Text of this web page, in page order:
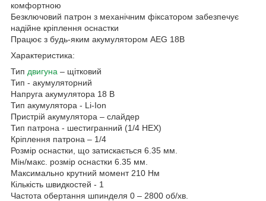
комфортною
Безключовий патрон з механічним фіксатором забезпечує
надійне кріплення оснастки
Працює з будь-яким акумулятором AEG 18В
Характеристика:
Тип двигуна – щітковий
Тип - акумуляторний
Напруга акумулятора 18 В
Тип акумулятора - Li-Ion
Пристрій акумулятора – слайдер
Тип патрона - шестигранний (1/4 HEX)
Кріплення патрона – 1/4
Розмір оснастки, що затискається 6.35 мм.
Мін/макс. розмір оснастки 6.35 мм.
Максимально крутний момент 210 Нм
Кількість швидкостей - 1
Частота обертання шпинделя 0 – 2800 об/хв.